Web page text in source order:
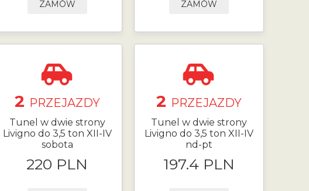
ZAMÓW ZAMÓW
2 PRZEJAZDY
Tunel w dwie strony
Livigno do 3,5 ton XII-IV
sobota
220 PLN
2 PRZEJAZDY
Tunel w dwie strony
Livigno do 3,5 ton XII-IV
nd-pt
197.4 PLN